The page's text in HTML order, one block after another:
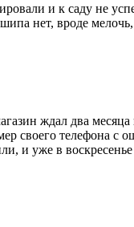
и к саду не
нет, вроде
ждал два
своего телефона с
и уже в